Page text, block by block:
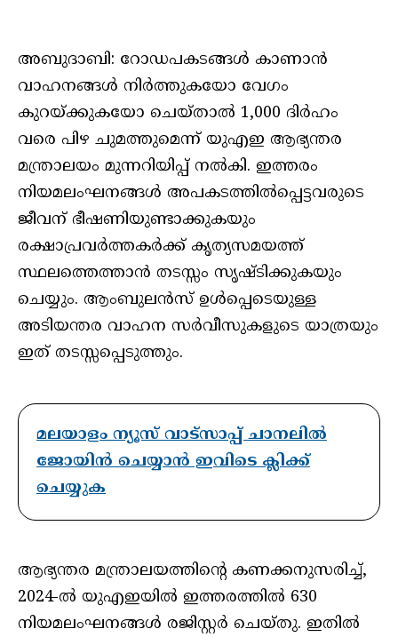
അബുദാബി: റോഡപകടങ്ങൾ കാണാൻ
വാഹനങ്ങൾ നിർത്തുകയോ വേഗം
കുറയ്ക്കുകയോ ചെയ്താൽ 1,000 ദിർഹം
വരെ പിഴ ചുമത്തുമെന്ന് യുഎഇ ആഭ്യന്തര
മന്ത്രാലയം മുന്നറിയിപ്പ് നൽകി. ഇത്തരം
നിയമലംഘനങ്ങൾ അപകടത്തിൽപ്പെട്ടവരുടെ
ജീവന് ഭീഷണിയുണ്ടാക്കുകയും
രക്ഷാപ്രവർത്തകർക്ക് കൃത്യസമയത്ത്
സ്ഥലത്തെത്താൻ തടസ്സം സൃഷ്ടിക്കുകയും
ചെയ്യും. ആംബുലൻസ് ഉൾപ്പെടെയുള്ള
അടിയന്തര വാഹന സർവീസുകളുടെ യാത്രയും
ഇത് തടസ്സപ്പെടുത്തും.
മലയാളം ന്യൂസ് വാട്സാപ്പ് ചാനലിൽ
ജോയിൻ ചെയ്യാൻ ഇവിടെ ക്ലിക്ക്
ചെയ്യുക
ആഭ്യന്തര മന്ത്രാലയത്തിന്റെ കണക്കനുസരിച്ച്,
2024-ൽ യുഎഇയിൽ ഇത്തരത്തിൽ 630
നിയമലംഘനങ്ങൾ രജിസ്റ്റർ ചെയ്തു. ഇതിൽ